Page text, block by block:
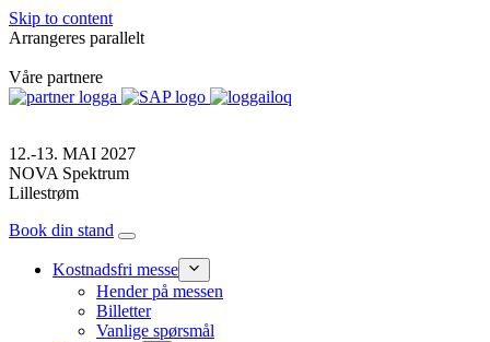
Skip to content
Arrangeres parallelt
Våre partnere
12.-13. MAI 2027
NOVA Spektrum
Lillestrøm
Book din stand
Kostnadsfri messe
Hender på messen
Billetter
Vanlige spørsmål